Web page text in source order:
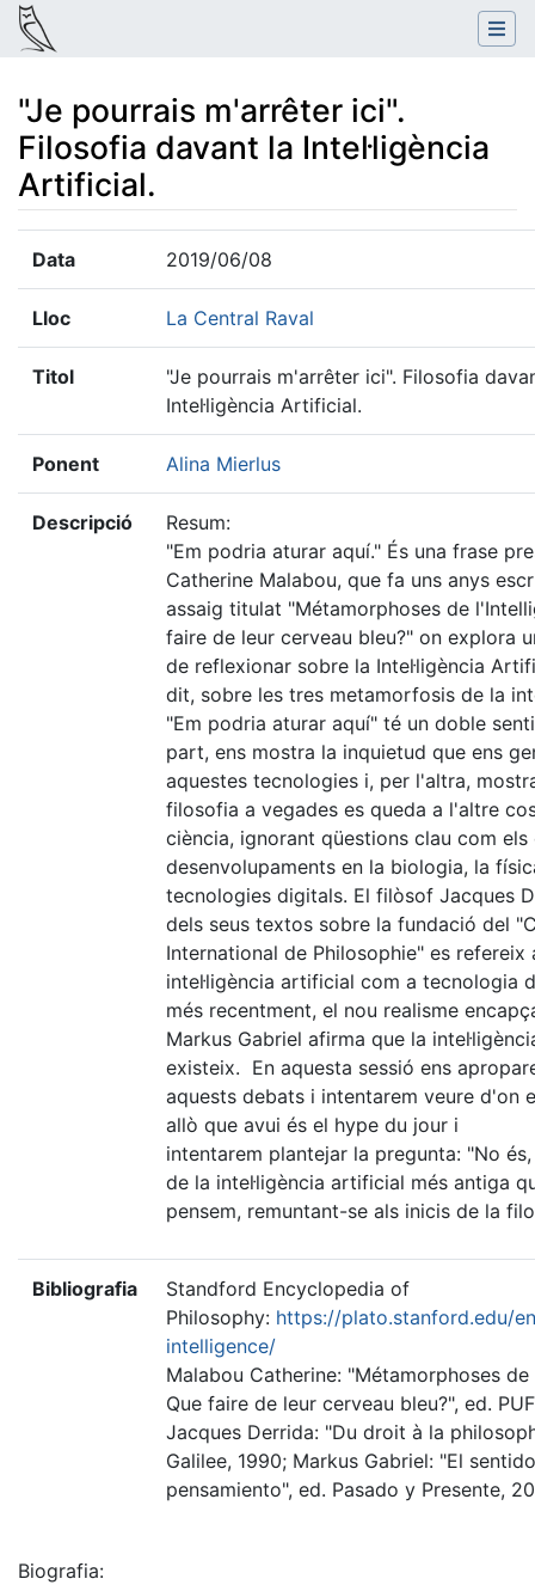
"Je pourrais m'arrêter ici".
Filosofia davant la Intel·ligència
Artificial.
Data 2019/06/08
Lloc La Central Raval
Titol
"Je pourrais m'arrêter ici". Filosofia
Intel·ligència Artificial.
Ponent Alina Mierlus
Descripció
Resum:
"Em podria aturar aquí." És una frase
Catherine Malabou, que fa uns anys
assaig titulat "Métamorphoses de
faire de leur cerveau bleu?" on explora
de reflexionar sobre la Intel·ligència
dit, sobre les tres metamorfosis de la
"Em podria aturar aquí" té un doble
part, ens mostra la inquietud que ens
aquestes tecnologies i, per l'altra,
filosofia a vegades es queda a l'altre
ciència, ignorant qüestions clau com els
desenvolupaments en la biologia, la
tecnologies digitals. El filòsof Jacques
dels seus textos sobre la fundació del
International de Philosophie" es refereix
intel·ligència artificial com a tecnologia
més recentment, el nou realisme
Markus Gabriel afirma que la
existeix. En aquesta sessió ens
aquests debats i intentarem veure d'on
allò que avui és el hype du jour i
intentarem plantejar la pregunta: "No
de la intel·ligència artificial més antiga
pensem, remuntant-se als inicis de la
Bibliografia
Standford Encyclopedia of
Philosophy: https://plato.stanford.edu/
intelligence/
Malabou Catherine: "Métamorphoses
Que faire de leur cerveau bleu?", ed.
Jacques Derrida: "Du droit à la
Galilee, 1990; Markus Gabriel: "El
pensamiento", ed. Pasado y Presente,
Biografia: